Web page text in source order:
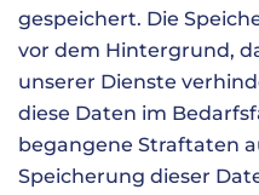
gespeichert. Die
vor dem Hintergrund,
unserer Dienste
diese Daten im
begangene Straftaten
Speicherung dieser